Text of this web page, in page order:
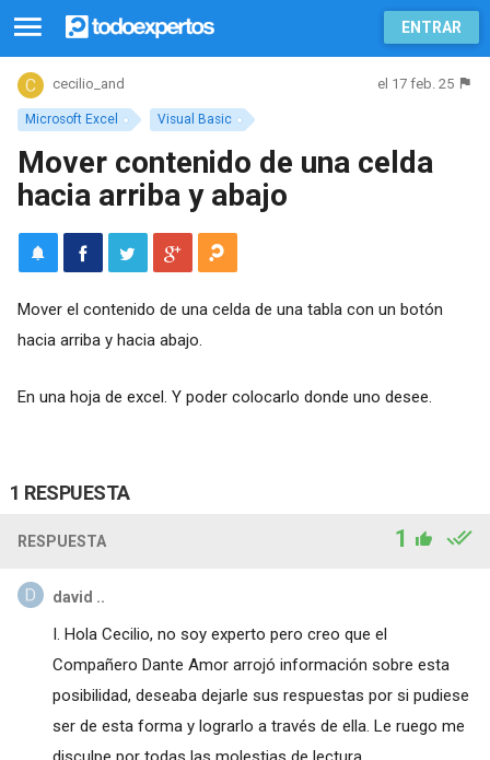
ENTRAR
Microsoft Excel Visual Basic
cecilio_and el 17 feb. 25
Mover contenido de una celda
hacia arriba y abajo
Mover el contenido de una celda de una tabla con un botón
hacia arriba y hacia abajo.
En una hoja de excel. Y poder colocarlo donde uno desee.
1 RESPUESTA
RESPUESTA 1
david ..
I. Hola Cecilio, no soy experto pero creo que el
Compañero Dante Amor arrojó información sobre esta
posibilidad, deseaba dejarle sus respuestas por si pudiese
ser de esta forma y lograrlo a través de ella. Le ruego me